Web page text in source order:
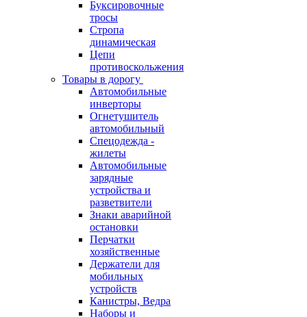
Буксировочные
тросы
Стропа
динамическая
Цепи
противоскольжения
Товары в дорогу
Автомобильные
инверторы
Огнетушитель
автомобильный
Спецодежда -
жилеты
Автомобильные
зарядные
устройства и
разветвители
Знаки аварийной
остановки
Перчатки
хозяйственные
Держатели для
мобильных
устройств
Канистры, Ведра
Наборы и